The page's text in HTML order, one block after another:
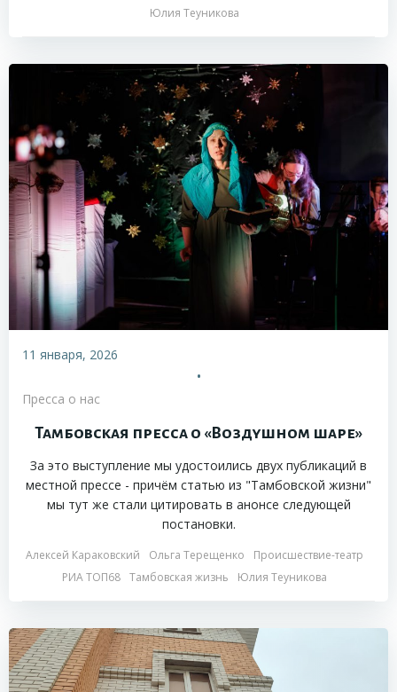
Юлия Теуникова
11 января, 2026
•
Пресса о нас
Тамбовская пресса о «Воздушном шаре»
За это выступление мы удостоились двух публикаций в
местной прессе - причём статью из "Тамбовской жизни"
мы тут же стали цитировать в анонсе следующей
постановки.
Алексей Караковский Ольга Терещенко
Происшествие-театр
РИА ТОП68
Тамбовская жизнь Юлия Теуникова